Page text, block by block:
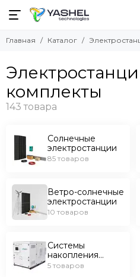
Электростанции и
Ветряные электростанции
Ветро-солнечные
Передвижные электростанции
Главная Каталог
комплекты
Солнечные
электростанции
85 товаров
Ветро-солнечные
электростанции
10 товаров
Системы
накопления
энергии
5 товаров